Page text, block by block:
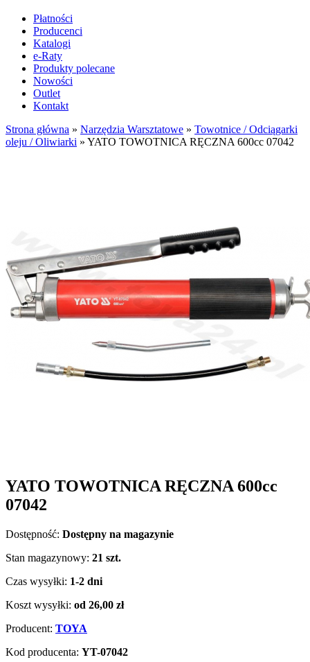
Płatności
Producenci
Katalogi
e-Raty
Produkty polecane
Nowości
Outlet
Kontakt
Strona główna » Narzędzia Warsztatowe » Towotnice / Odciągarki
oleju / Oliwiarki » YATO TOWOTNICA RĘCZNA 600cc 07042
YATO TOWOTNICA RĘCZNA 600cc
07042
Dostępność: Dostępny na magazynie
Stan magazynowy: 21 szt.
Czas wysyłki: 1-2 dni
Koszt wysyłki: od 26,00 zł
Producent: TOYA
Kod producenta: YT-07042